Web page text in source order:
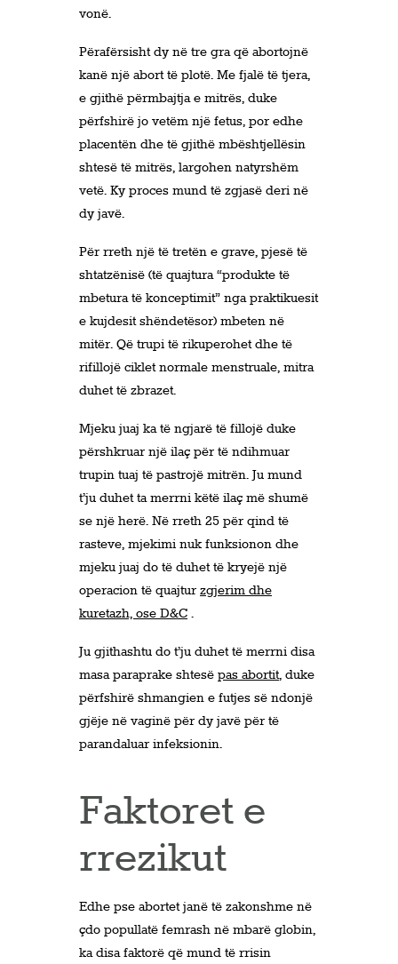
vonë.
Përafërsisht dy në tre gra që abortojnë
kanë një abort të plotë. Me fjalë të tjera,
e gjithë përmbajtja e mitrës, duke
përfshirë jo vetëm një fetus, por edhe
placentën dhe të gjithë mbështjellësin
shtesë të mitrës, largohen natyrshëm
vetë. Ky proces mund të zgjasë deri në
dy javë.
Për rreth një të tretën e grave, pjesë të
shtatzënisë (të quajtura “produkte të
mbetura të konceptimit” nga praktikuesit
e kujdesit shëndetësor) mbeten në
mitër. Që trupi të rikuperohet dhe të
rifillojë ciklet normale menstruale, mitra
duhet të zbrazet.
Mjeku juaj ka të ngjarë të fillojë duke
përshkruar një ilaç për të ndihmuar
trupin tuaj të pastrojë mitrën. Ju mund
t’ju duhet ta merrni këtë ilaç më shumë
se një herë. Në rreth 25 për qind të
rasteve, mjekimi nuk funksionon dhe
mjeku juaj do të duhet të kryejë një
operacion të quajtur zgjerim dhe
kuretazh, ose D&C .
Ju gjithashtu do t’ju duhet të merrni disa
masa paraprake shtesë pas abortit, duke
përfshirë shmangien e futjes së ndonjë
gjëje në vaginë për dy javë për të
parandaluar infeksionin.
Faktoret e
rrezikut
Edhe pse abortet janë të zakonshme në
çdo popullatë femrash në mbarë globin,
ka disa faktorë që mund të rrisin